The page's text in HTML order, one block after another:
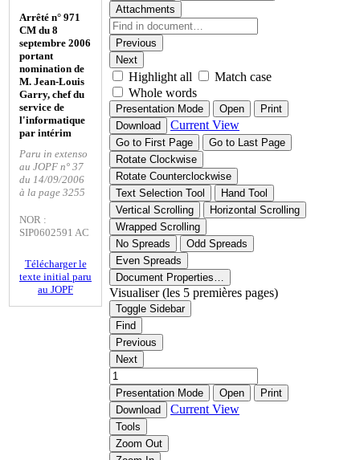
Arrêté n° 971
CM du 8
septembre 2006
portant
nomination de
M. Jean-Louis
Garry, chef du
service de
l'informatique
par intérim
Paru in extenso
au JOPF n° 37
du 14/09/2006
à la page 3255
NOR :
SIP0602591 AC
Télécharger le
texte initial paru
au JOPF
Attachments
Previous
Next
Highlight all
Match case
Whole words
Presentation Mode Open
Print
Download
Current View
Go to First Page
Go to Last Page
Rotate Clockwise
Rotate Counterclockwise
Text Selection Tool
Hand Tool
Vertical Scrolling
Horizontal Scrolling
Wrapped Scrolling
No Spreads
Odd Spreads
Even Spreads
Document Properties…
Visualiser (les 5 premières pages)
Toggle Sidebar
Find
Previous
Next
Presentation Mode Open
Print
Download
Current View
Tools
Zoom Out